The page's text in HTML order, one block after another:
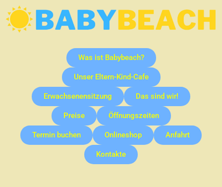
Was ist Babybeach?
Unser Eltern-Kind-Cafe
Erwachsenensitzung Das sind wir!
Preise Öffnungszeiten
Termin buchen Onlineshop Anfahrt
Kontakte